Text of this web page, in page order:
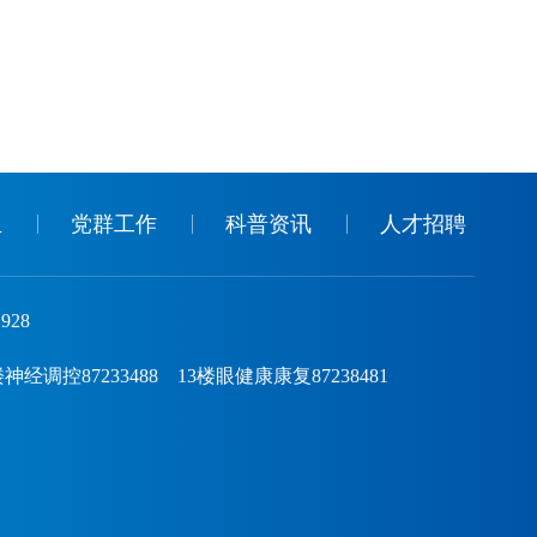
党群工作 科普资讯 人才招聘
经调控87233488 13楼眼健康康复87238481